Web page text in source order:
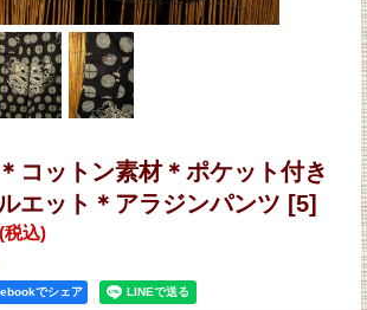
コットン素材＊ポケット付き
エット＊アラジンパンツ [5]
(税込)
でシェア